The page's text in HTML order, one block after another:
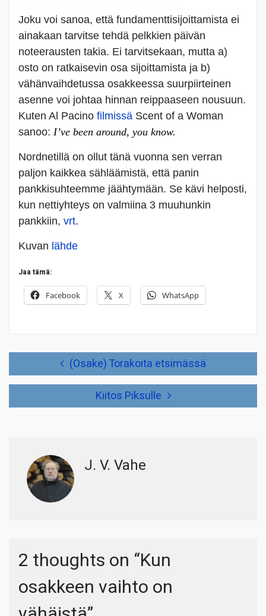
Joku voi sanoa, että fundamenttisijoittamista ei
ainakaan tarvitse tehdä pelkkien päivän
noteerausten takia. Ei tarvitsekaan, mutta a)
osto on ratkaisevin osa sijoittamista ja b)
vähänvaihdetussa osakkeessa suurpiirteinen
asenne voi johtaa hinnan reippaaseen nousuun.
Kuten Al Pacino filmissä Scent of a Woman
sanoo: I’ve been around, you know.
Nordnetillä on ollut tänä vuonna sen verran
paljon kaikkea sähläämistä, että panin
pankkisuhteemme jäähtymään. Se kävi helposti,
kun nettiyhteys on valmiina 3 muuhunkin
pankkiin, vrt.
Kuvan lähde
Jaa tämä:
Facebook X WhatsApp
(Osake) Torakoita etsimässä
Kiitos Piksulle
J. V. Vahe
2 thoughts on “Kun
osakkeen vaihto on